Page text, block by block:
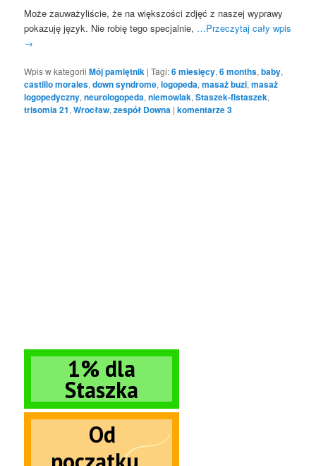
Może zauważyliście, że na większości zdjęć z naszej wyprawy
pokazuję język. Nie robię tego specjalnie, …Przeczytaj cały wpis
→
Wpis w kategoriiMój pamiętnik |Tagi:6 miesięcy,6 months,baby,
castillo morales,down syndrome,logopeda,masaż buzi,masaż
logopedyczny,neurologopeda,niemowlak,Staszek-fistaszek,
trisomia 21,Wrocław,zespół Downa |komentarze3